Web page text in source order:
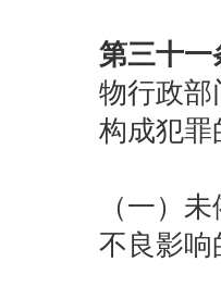
第三十一
物行政部
构成犯罪
（一）
不良影响